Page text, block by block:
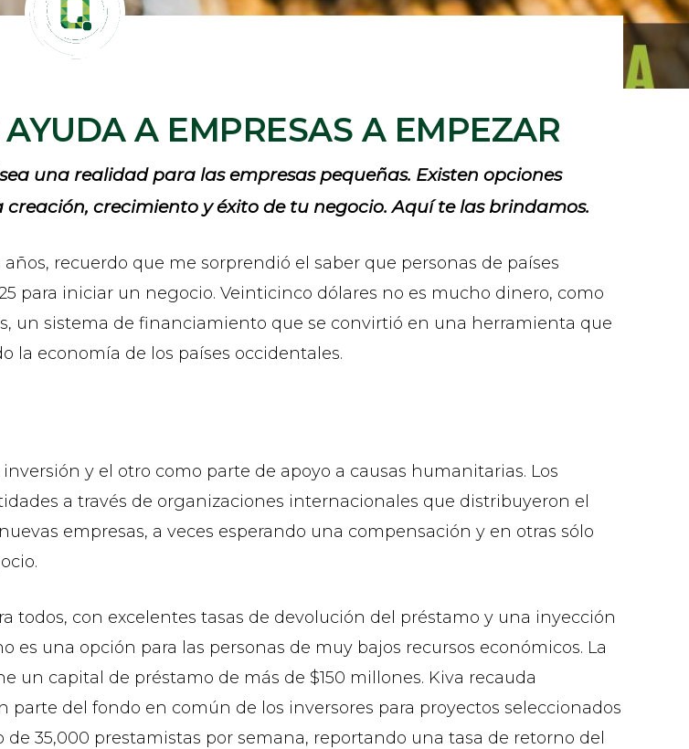
A EMPRESAS A EMPEZAR
una realidad para las empresas pequeñas. Existen opciones
crecimiento y éxito de tu negocio. Aquí te las brindamos.
recuerdo que me sorprendió el saber que personas de países
para iniciar un negocio. Veinticinco dólares no es mucho dinero, como
un sistema de financiamiento que se convirtió en una herramienta que
la economía de los países occidentales.
y el otro como parte de apoyo a causas humanitarias. Los
a través de organizaciones internacionales que distribuyeron el
empresas, a veces esperando una compensación y en otras sólo
todos, con excelentes tasas de devolución del préstamo y una inyección
una opción para las personas de muy bajos recursos económicos. La
un capital de préstamo de más de $150 millones. Kiva recauda
del fondo en común de los inversores para proyectos seleccionados
35,000 prestamistas por semana, reportando una tasa de retorno del